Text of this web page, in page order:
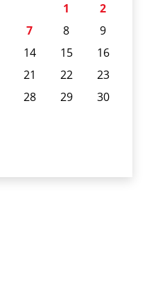
1
2
7 8
9
14 15
16
21 22
23
28 29
30